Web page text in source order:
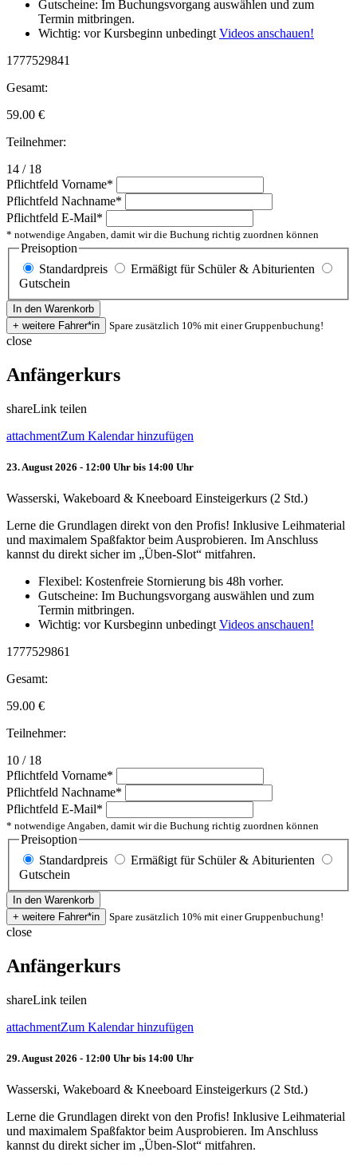
Gutscheine: Im Buchungsvorgang auswählen und zum
Termin mitbringen.
Wichtig: vor Kursbeginn unbedingtVideos anschauen!
1777529841
Gesamt:
59.00 €
Teilnehmer:
14 / 18
Pflichtfeld Vorname*
Pflichtfeld Nachname*
Pflichtfeld E-Mail*
* notwendige Angaben, damit wir die Buchung richtig zuordnen können
Preisoption
Standardpreis
Ermäßigt für Schüler & Abiturienten
Gutschein
Spare zusätzlich 10% mit einer Gruppenbuchung!
close
Anfängerkurs
shareLink teilen
attachmentZum Kalendar hinzufügen
23. August 2026 - 12:00 Uhr bis 14:00 Uhr
Wasserski, Wakeboard & Kneeboard Einsteigerkurs (2 Std.)
Lerne die Grundlagen direkt von den Profis! Inklusive Leihmaterial
und maximalem Spaßfaktor beim Ausprobieren. Im Anschluss
kannst du direkt sicher im „Üben-Slot“ mitfahren.
Flexibel: Kostenfreie Stornierung bis 48h vorher.
Gutscheine: Im Buchungsvorgang auswählen und zum
Termin mitbringen.
Wichtig: vor Kursbeginn unbedingt Videos anschauen!
1777529861
Gesamt:
59.00 €
Teilnehmer:
10 / 18
Pflichtfeld Vorname*
Pflichtfeld Nachname*
Pflichtfeld E-Mail*
* notwendige Angaben, damit wir die Buchung richtig zuordnen können
Preisoption
Standardpreis
Ermäßigt für Schüler & Abiturienten
Gutschein
Spare zusätzlich 10% mit einer Gruppenbuchung!
close
Anfängerkurs
shareLink teilen
attachmentZum Kalendar hinzufügen
29. August 2026 - 12:00 Uhr bis 14:00 Uhr
Wasserski, Wakeboard & Kneeboard Einsteigerkurs (2 Std.)
Lerne die Grundlagen direkt von den Profis! Inklusive Leihmaterial
und maximalem Spaßfaktor beim Ausprobieren. Im Anschluss
kannst du direkt sicher im „Üben-Slot“ mitfahren.